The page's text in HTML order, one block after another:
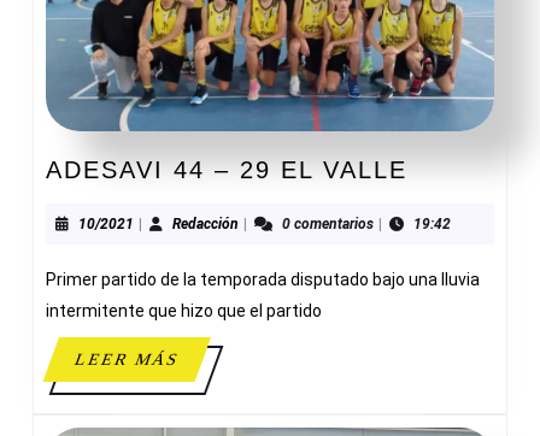
ADESAVI 44 – 29 EL VALLE
–
EL
10/2021 10/2021Redacción Redacción0 comentarios 19:42
Primer partido de la temporada disputado bajo una lluvia
intermitente que hizo que el partido
LEER MÁSLEER
MÁS